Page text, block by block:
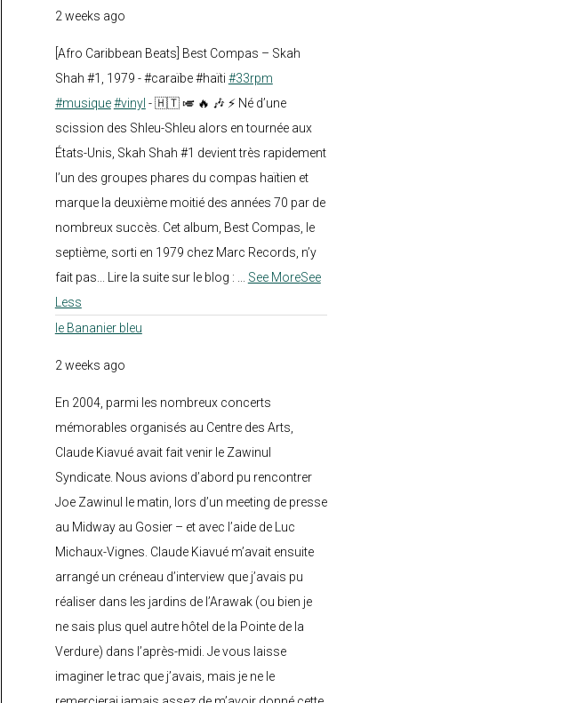
2 weeks ago
[Afro Caribbean Beats] Best Compas – Skah
Shah #1, 1979 - #caraïbe #haïti #33rpm
#musique #vinyl - 🇭🇹 🎺 🔥 🎶 ⚡ Né d’une
scission des Shleu-Shleu alors en tournée aux
États-Unis, Skah Shah #1 devient très rapidement
l’un des groupes phares du compas haïtien et
marque la deuxième moitié des années 70 par de
nombreux succès. Cet album, Best Compas, le
septième, sorti en 1979 chez Marc Records, n’y
fait pas... Lire la suite sur le blog :
See MoreSee
Less
le Bananier bleu
2 weeks ago
En 2004, parmi les nombreux concerts
mémorables organisés au Centre des Arts,
Claude Kiavué avait fait venir le Zawinul
Syndicate. Nous avions d’abord pu rencontrer
Joe Zawinul le matin, lors d’un meeting de presse
au Midway au Gosier – et avec l’aide de Luc
Michaux-Vignes. Claude Kiavué m’avait ensuite
arrangé un créneau d’interview que j’avais pu
réaliser dans les jardins de l’Arawak (ou bien je
ne sais plus quel autre hôtel de la Pointe de la
Verdure) dans l’après-midi. Je vous laisse
imaginer le trac que j’avais, mais je ne le